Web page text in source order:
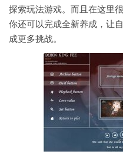
探索玩法游戏。而且在这里
你还可以完成全新养成，让
成更多挑战。